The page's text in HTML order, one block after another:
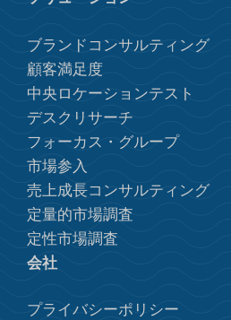
ブランドコンサルティング
顧客満足度
中央ロケーションテスト
デスクリサーチ
フォーカス・グループ
市場参入
売上成長コンサルティング
定量的市場調査
定性市場調査
会社
プライバシーポリシー